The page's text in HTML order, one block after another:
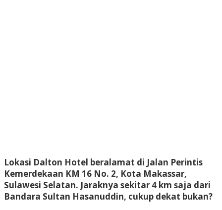
Lokasi Dalton Hotel beralamat di Jalan Perintis
Kemerdekaan KM 16 No. 2, Kota Makassar,
Sulawesi Selatan. Jaraknya sekitar 4 km saja dari
Bandara Sultan Hasanuddin, cukup dekat bukan?